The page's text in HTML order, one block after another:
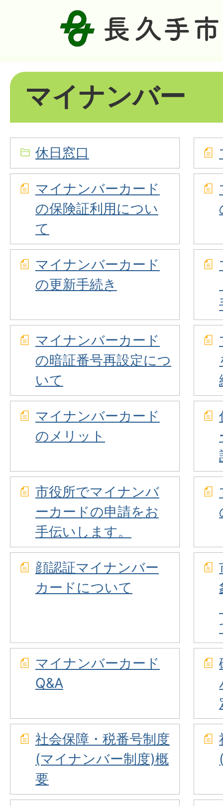
マイナンバー
休日窓口
マイナンバーカード
の保険証利用につい
て
マイナンバーカード
の更新手続き
マイナンバーカード
の暗証番号再設定につ
いて
マイナンバーカード
のメリット
市役所でマイナンバ
ーカードの申請をお
手伝いします。
顔認証マイナンバー
カードについて
マイナンバーカード
Q&A
社会保障・税番号制度
(マイナンバー制度)概
要